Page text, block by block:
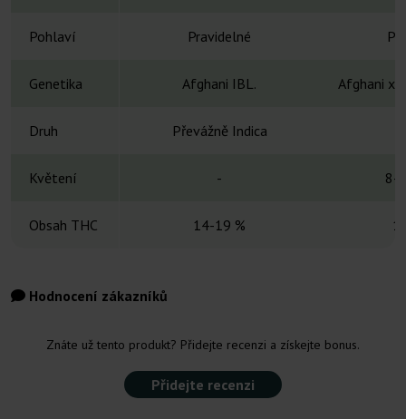
Pohlaví Pravidelné
Genetika Afghani IBL. Afghani x
Druh Převážně Indica
Květení - 8-
Obsah THC 14-19 %
Hodnocení zákazníků
Znáte už tento produkt? Přidejte recenzi a získejte bonus.
Přidejte recenzi